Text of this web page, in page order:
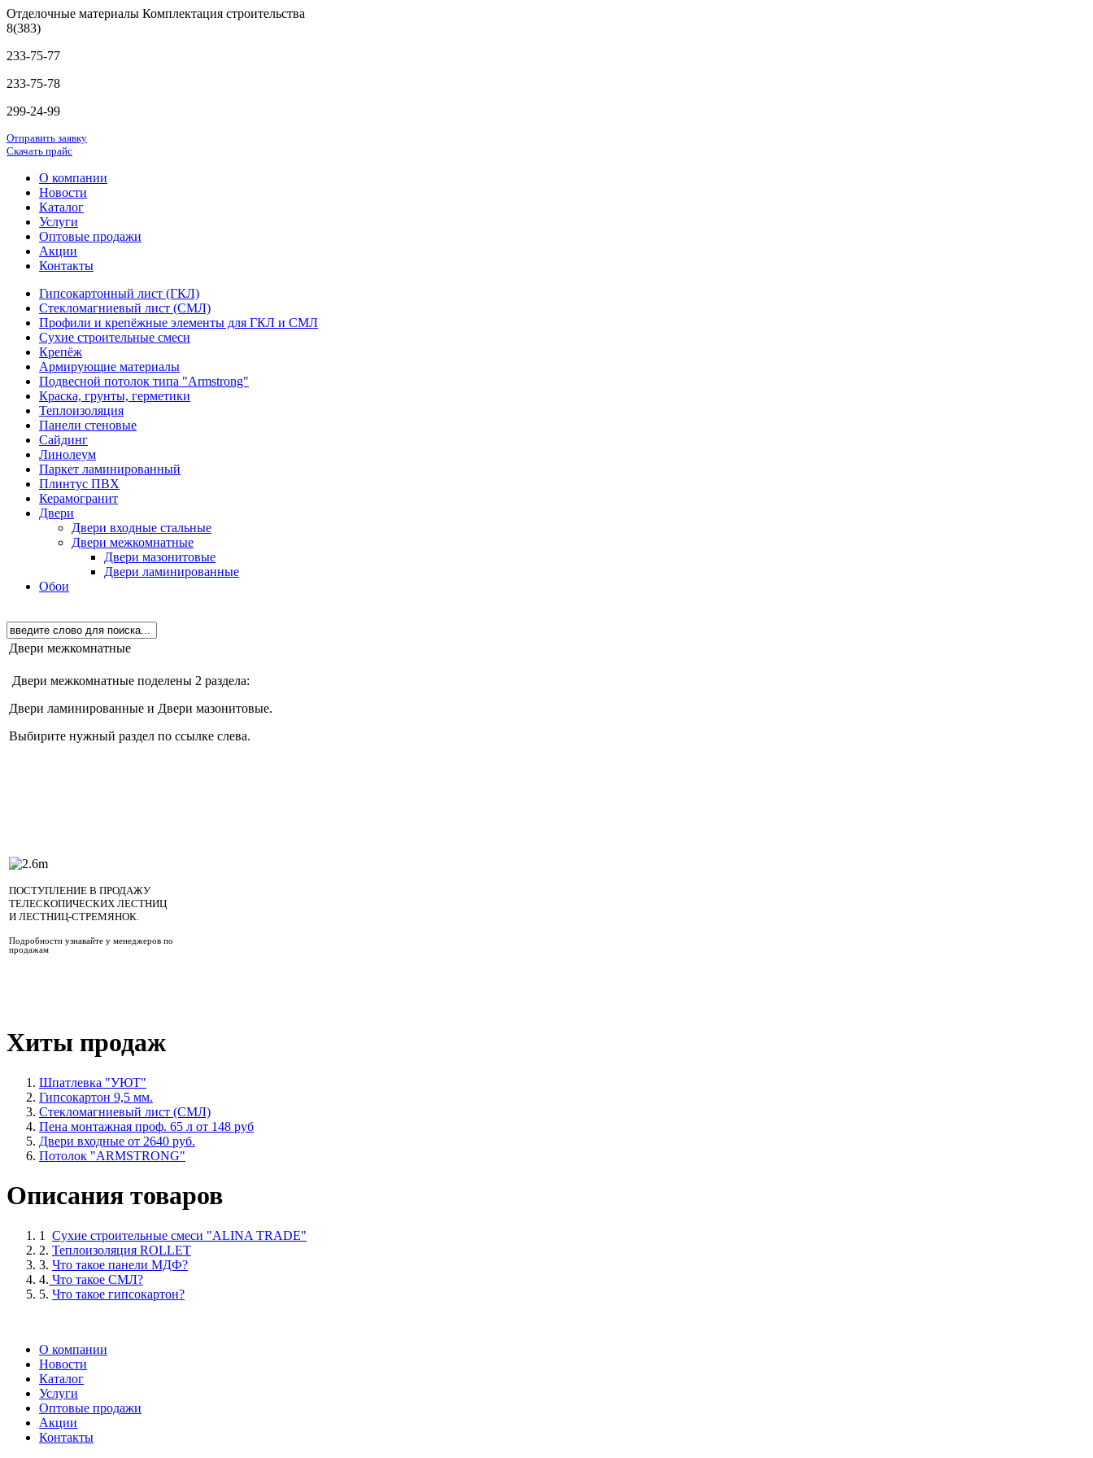
Отделочные материалы Комплектация строительства
8(383)
233-75-77
233-75-78
299-24-99
Отправить заявку
Скачать прайс
О компании
Новости
Каталог
Услуги
Оптовые продажи
Акции
Контакты
Гипсокартонный лист (ГКЛ)
Стекломагниевый лист (СМЛ)
Профили и крепёжные элементы для ГКЛ и СМЛ
Сухие строительные смеси
Крепёж
Армирующие материалы
Подвесной потолок типа "Armstrong"
Краска, грунты, герметики
Теплоизоляция
Панели стеновые
Сайдинг
Линолеум
Паркет ламинированный
Плинтус ПВХ
Керамогранит
Двери
Двери входные стальные
Двери межкомнатные
Двери мазонитовые
Двери ламинированные
Обои
Двери межкомнатные
Двери межкомнатные поделены 2 раздела:
Двери ламинированные и Двери мазонитовые.
Выбирите нужный раздел по ссылке слева.
ПОСТУПЛЕНИЕ В ПРОДАЖУ
ТЕЛЕСКОПИЧЕСКИХ ЛЕСТНИЦ
И ЛЕСТНИЦ-СТРЕМЯНОК.
Подробности узнавайте у менеджеров по
продажам
Хиты продаж
Шпатлевка "УЮТ"
Гипсокартон 9,5 мм.
Стекломагниевый лист (СМЛ)
Пена монтажная проф. 65 л от 148 руб
Двери входные от 2640 руб.
Потолок "ARMSTRONG"
Описания товаров
1 Сухие строительные смеси "ALINA TRADE"
2. Теплоизоляция ROLLET
3. Что такое панели МДФ?
4. Что такое СМЛ?
5. Что такое гипсокартон?
О компании
Новости
Каталог
Услуги
Оптовые продажи
Акции
Контакты